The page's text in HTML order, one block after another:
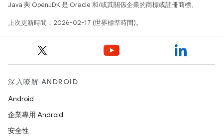
Java 與 OpenJDK 是 Oracle 和/或其關係企業的商標或註冊商標。
上次更新時間：2026-02-17 (世界標準時間)。
深入瞭解 ANDROID
Android
企業專用 Android
安全性